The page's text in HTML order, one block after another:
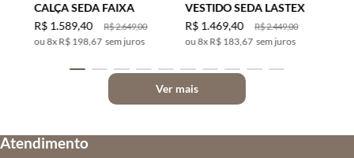
CALÇA SEDA FAIXA
R$2.649,00
R$ 1.589,40
8x R$ 198,67 sem juros
VESTIDO SEDA LASTEX
R$2.449,00
R$ 1.469,40
8x R$ 183,67 sem juros
Ver mais
Atendimento